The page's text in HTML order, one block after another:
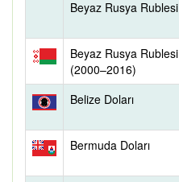
Beyaz Rusya Rublesi
Beyaz Rusya Rublesi
(2000–2016)
Belize Doları
Bermuda Doları